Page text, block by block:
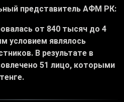
представитель АФМ РК:
от 840 тысяч до 4
условием являлось
В результате в
51 лицо, которыми